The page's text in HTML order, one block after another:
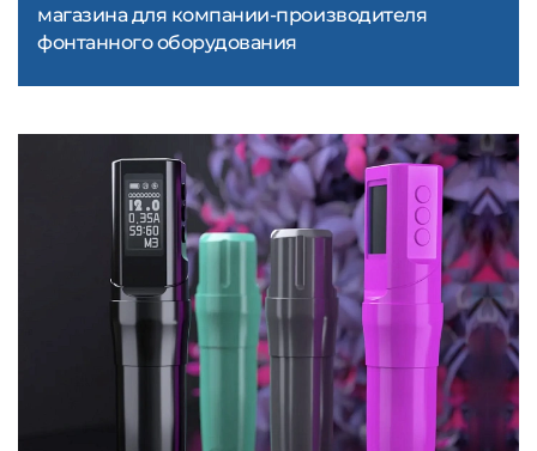
магазина для компании-производителя
фонтанного оборудования